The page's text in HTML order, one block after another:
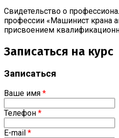
Свидетельство о
профессии «Машинист крана
присвоением
Записаться на курс
Записаться
Ваше имя *
Телефон *
E-mail *